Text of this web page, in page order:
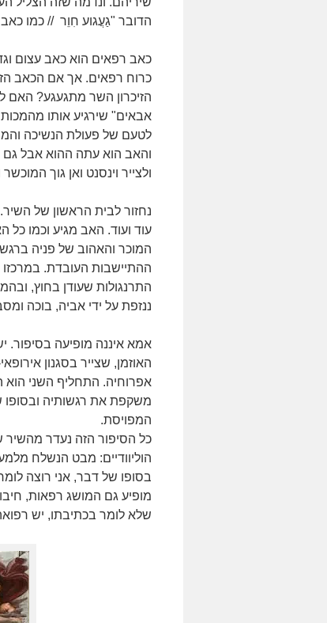
הדובר "גַעֲגוע חִוֵר // כמו
כאב רפאים הוא כאב עצום
כרוח רפאים. אך אם הכאב
הזיכרון השר מתגעגע? האם
אבאים" שירגיע אותו
לטעם של פעולת הנשיכה
והאב הוא עתה ההוא אבל
ולצייר וינסנט ואן גוך
נחזור לבית הראשון של
עוד ועוד. האב מגיע וכמו כל
המוכר והאהוב של פניה
ההתיישבות העובדת.
התרנגולות שעודן בחוץ,
ננזפת על ידי אביה, בוכה
אמא איננה מופיעה בסיפור.
האוזמן, שצייר בסגנון
אפרוחיה. התחליף השני הוא
משקפת את רגשותיה ובסופו
המפויסת.
כל הסיפור הזה נעדר
הוליוודיים: מבט הנשלח
בסופו של דבר, אני רוצה
מופיע גם המושג רפאות,
שלא לומר בכתיבתו, יש רפואה